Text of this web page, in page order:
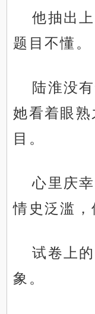
他抽出
题目不懂。
陆淮没
她看着眼
目。
心里庆
情史泛滥，
试卷上
象。